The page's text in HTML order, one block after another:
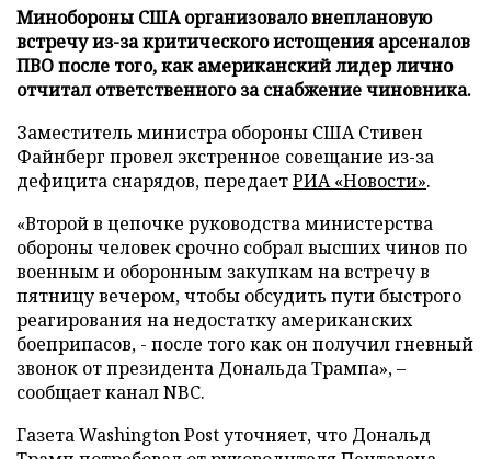
Минобороны США организовало внеплановую
встречу из-за критического истощения арсеналов
ПВО после того, как американский лидер лично
отчитал ответственного за снабжение чиновника.
Заместитель министра обороны США Стивен
Файнберг провел экстренное совещание из-за
дефицита снарядов, передаетРИА «Новости».
«Второй в цепочке руководства министерства
обороны человек срочно собрал высших чинов по
военным и оборонным закупкам на встречу в
пятницу вечером, чтобы обсудить пути быстрого
реагирования на недостатку американских
боеприпасов, - после того как он получил гневный
звонок от президента Дональда Трампа», –
сообщает канал NBC.
Газета Washington Post уточняет, что Дональд